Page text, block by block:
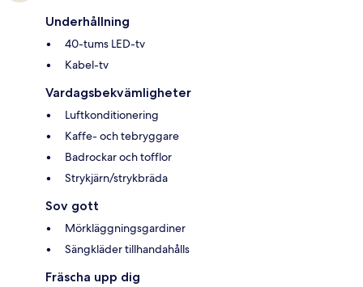
Underhållning
40-tums LED-tv
Kabel-tv
Vardagsbekvämligheter
Luftkonditionering
Kaffe- och tebryggare
Badrockar och tofflor
Strykjärn/strykbräda
Sov gott
Mörkläggningsgardiner
Sängkläder tillhandahålls
Fräscha upp dig